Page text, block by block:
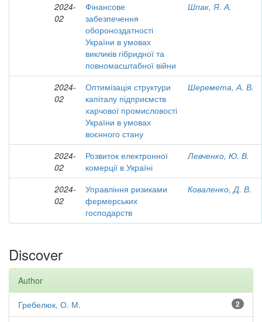
2024-
02
Фінансове
забезпечення
обороноздатності
України в умовах
викликів гібридної та
повномасштабної війни
Шпак, Я. А.
2024-
02
Оптимізація структури
капіталу підприємств
харчової промисловості
України в умовах
воєнного стану
Шеремета, А. В.
2024-
02
Розвиток електронної
комерції в Україні
Левченко, Ю. В.
2024-
02
Управління ризиками
фермерських
господарств
Коваленко, Д. В.
Discover
Author
2
Гребелюк, О. М.